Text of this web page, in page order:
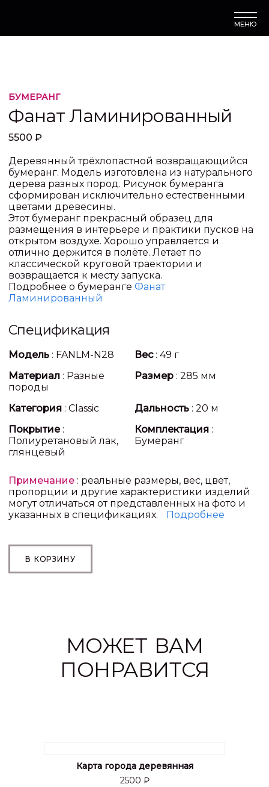
МЕНЮ
БУМЕРАНГ
Фанат Ламинированный
5500 ₽
Деревянный трёхлопастной возвращающийся
бумеранг. Модель изготовлена из натурального
дерева разных пород. Рисунок бумеранга
сформирован исключительно естественными
цветами древесины.
Этот бумеранг прекрасный образец для
размещения в интерьере и практики пусков на
открытом воздухе. Хорошо управляется и
отлично держится в полёте. Летает по
классической круговой траектории и
возвращается к месту запуска.
Подробнее о бумеранге Фанат
Ламинированный
Спецификация
Модель : FANLM-N28 Вес : 49 г
Материал : Разные
породы
Размер : 285 мм
Категория : Classic Дальность : 20 м
Покрытие :
Полиуретановый лак,
глянцевый
Комплектация :
Бумеранг
Примечание : реальные размеры, вес, цвет,
пропорции и другие характеристики изделий
могут отличаться от представленных на фото и
указанных в спецификациях.
Подробнее
В КОРЗИНУ
МОЖЕТ ВАМ
ПОНРАВИТСЯ
Карта города деревянная
2500 ₽